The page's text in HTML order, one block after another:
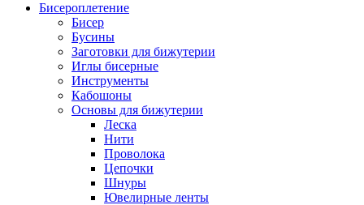
Бисероплетение
Бисер
Бусины
Заготовки для бижутерии
Иглы бисерные
Инструменты
Кабошоны
Основы для бижутерии
Леска
Нити
Проволока
Цепочки
Шнуры
Ювелирные ленты